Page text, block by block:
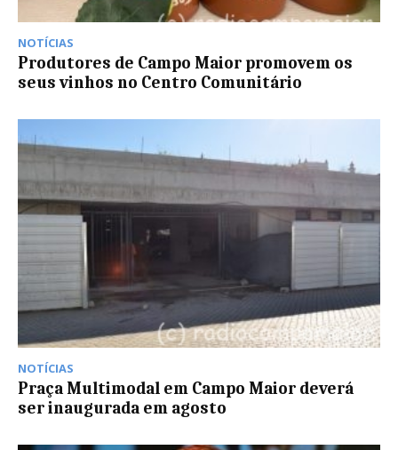
NOTÍCIAS
Produtores de Campo Maior promovem os
seus vinhos no Centro Comunitário
NOTÍCIAS
Praça Multimodal em Campo Maior deverá
ser inaugurada em agosto